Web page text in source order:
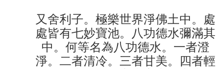
又舍利子。極樂世界淨佛土中。處
處皆有七妙寶池。八功德水彌滿其
中。何等名為八功德水。一者澄
淨。二者清冷。三者甘美。四者輕